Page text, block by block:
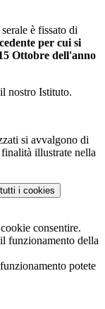
è fissato di
per cui si
Ottobre dell'anno
nostro Istituto.
si avvalgono di
illustrate nella
i cookies
consentire.
funzionamento della
potete